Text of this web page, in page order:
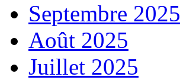
Septembre 2025
Août 2025
Juillet 2025